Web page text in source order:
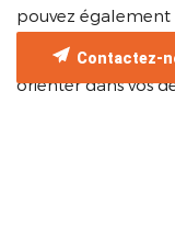
pouvez
téléphoniques
qui se fera un
orienter dans vos
Contactez-